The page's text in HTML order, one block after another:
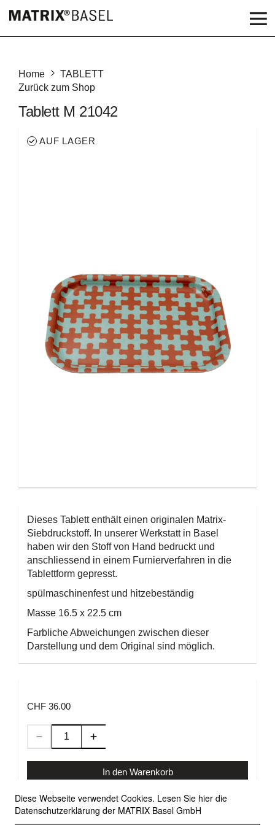
Home
TABLETT
Zurück zum Shop
Tablett M 21042
AUF LAGER
Dieses Tablett enthält einen originalen Matrix-
Siebdruckstoff. In unserer Werkstatt in Basel
haben wir den Stoff von Hand bedruckt und
anschliessend in einem Furnierverfahren in die
Tablettform gepresst.
spülmaschinenfest und hitzebeständig
Masse 16.5 x 22.5 cm
Farbliche Abweichungen zwischen dieser
Darstellung und dem Original sind möglich.
CHF 36.00
In den Warenkorb
Allgemeine Geschäftsbedingungen
Diese Webseite verwendet Cookies. Lesen Sie hier die
Datenschutzerklärung der MATRIX Basel GmbH